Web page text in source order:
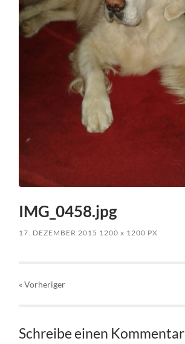
IMG_0458.jpg
17. DEZEMBER 2015 1200x 1200 PX
« Vorheriger
Schreibe einen Kommentar